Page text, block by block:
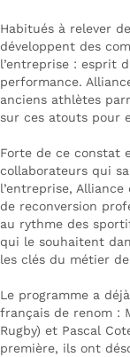
Habitués à relever
développent des
l’entreprise : esprit
performance.
anciens athlètes
sur ces atouts pour
Forte de ce constat
collaborateurs qui
l’entreprise,
de reconversion
au rythme des
qui le souhaitent
les clés du métier
Le programme a
français de renom :
Rugby) et Pascal
première, ils ont